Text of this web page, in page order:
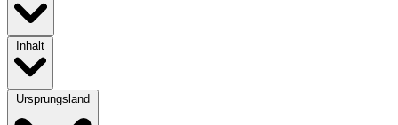
Inhalt
Ursprungsland